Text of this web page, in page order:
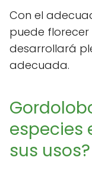
Con el
puede florecer
desarrollará
adecuada.
especies
sus usos?